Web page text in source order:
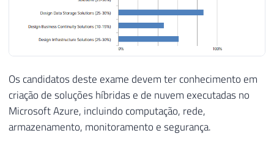
Os candidatos deste exame devem ter conhecimento em
criação de soluções híbridas e de nuvem executadas no
Microsoft Azure, incluindo computação, rede,
armazenamento, monitoramento e segurança.